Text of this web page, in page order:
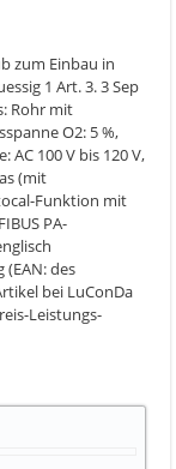
zum Einbau in
1 Art. 3. 3 Sep
Rohr mit
O2: 5 %,
AC 100 V bis 120 V,
(mit
Funktion mit
PA-
(EAN: des
bei LuConDa
Leistungs-